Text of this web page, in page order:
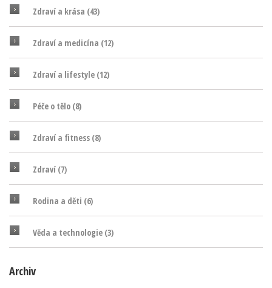
Zdraví a krása (43)
Zdraví a medicína (12)
Zdraví a lifestyle (12)
Péče o tělo (8)
Zdraví a fitness (8)
Zdraví (7)
Rodina a děti (6)
Věda a technologie (3)
Archiv